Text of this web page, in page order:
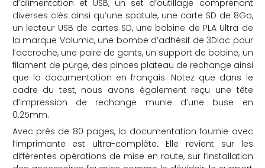
d’alimentation et USB, un set d’outillage comprenant
diverses clés ainsi qu’une spatule, une carte SD de 8Go,
un lecteur USB de cartes SD, une bobine de PLA Ultra de
la marque Volumic, une bombe d’adhésif de 3Dlac pour
l’accroche, une paire de gants, un support de bobine, un
filament de purge, des pinces plateau de rechange ainsi
que la documentation en français. Notez que dans le
cadre du test, nous avons également reçu une tête
d’impression de rechange munie d’une buse en
0.25mm.
Avec près de 80 pages, la documentation fournie avec
l’imprimante est ultra-complète. Elle revient sur les
différentes opérations de mise en route, sur l’installation